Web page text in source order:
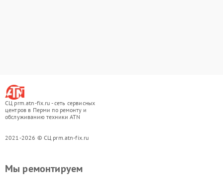
СЦ prm.atn-fix.ru - сеть сервисных
центров в Перми по ремонту и
обслуживанию техники ATN
2021-2026 © СЦ prm.atn-fix.ru
Мы ремонтируем